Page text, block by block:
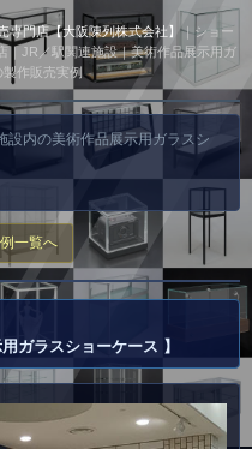
専門店【大阪陳列株式会社】｜ショー
｜JR／駅関連施設｜美術作品展示用ガ
作販売実例
設内の美術作品展示用ガラスシ
一覧へ
ガラスショーケース 】